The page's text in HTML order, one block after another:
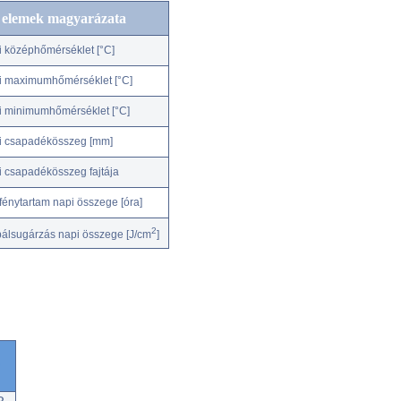
magyarázata
középhőmérséklet [°C]
maximumhőmérséklet [°C]
minimumhőmérséklet [°C]
csapadékösszeg [mm]
csapadékösszeg fajtája
napi összege [óra]
napi összege [J/cm2]